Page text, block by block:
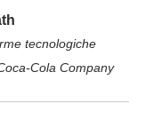
tecnologiche
Cola Company